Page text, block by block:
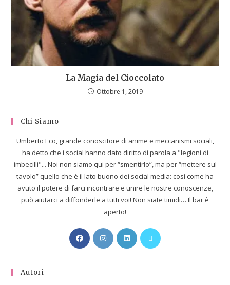
La Magia del Cioccolato
Ottobre 1, 2019
Chi Siamo
Umberto Eco, grande conoscitore di anime e meccanismi sociali,
ha detto che i social hanno dato diritto di parola a "legioni di
imbecilli"... Noi non siamo qui per “smentirlo”, ma per “mettere sul
tavolo” quello che è il lato buono dei social media: così come ha
avuto il potere di farci incontrare e unire le nostre conoscenze,
può aiutarci a diffonderle a tutti voi! Non siate timidi… Il bar è
aperto!
Autori